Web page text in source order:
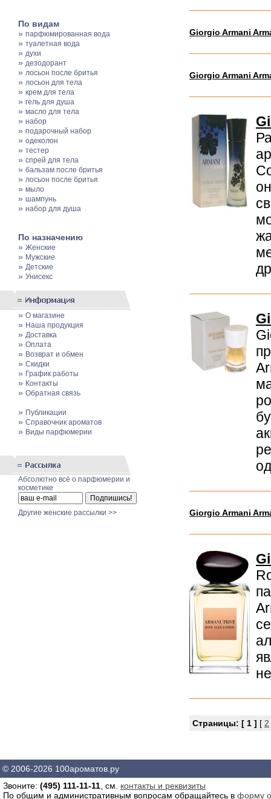
По видам
» парфюмированная вода
» туалетная вода
» духи
» дезодорант
» лосьон после бритья
» лосьон для тела
» крем для тела
» гель для душа
» масло для тела
» набор
» подарочный набор
» одеколон
» тестер
» спрей для тела
» бальзам после бритья
» лосьон после бритья
» мыло
» шампунь
» набор для душа
По назначению
» Женские
» Мужские
» Детские
» Унисекс
» О магазине
» Наша продукция
» Доставка
» Оплата
» Возврат и обмен
» Скидки
» График работы
» Контакты
» Обратная связь
» Публикации
» Cправочник ароматов
» Виды парфюмерии
Абсолютно всё о парфюмерии и
косметике
Другие женские рассылки >>
Giorgio Armani
Giorgio Armani
Giorgio Armani
Страницы: [ 1 ] [ 2
© 2006-2026 100ароматов.ру
Звоните: (495) 111-11-11 , см. контакты и реквизиты
По общим и административным вопросам обращайтесь в форму